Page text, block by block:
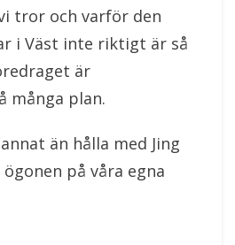
tror och varför den
i Väst inte riktigt är så
är
många plan.
än hålla med Jing
på våra egna